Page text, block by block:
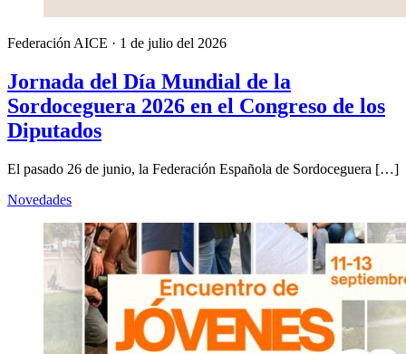
Federación AICE · 1 de julio del 2026
Jornada del Día Mundial de la
Sordoceguera 2026 en el Congreso de los
Diputados
El pasado 26 de junio, la Federación Española de Sordoceguera […]
Novedades